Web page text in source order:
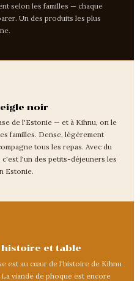
selon les familles — chaque
Un des produits les plus
noir
de l'Estonie — et à Kihnu, on le
familles. Dense, légèrement
tous les repas. Avec du
l'un des petits-déjeuners les
Estonie.
histoire et table
est au cœur de l'histoire de Kihnu
viande de phoque est encore